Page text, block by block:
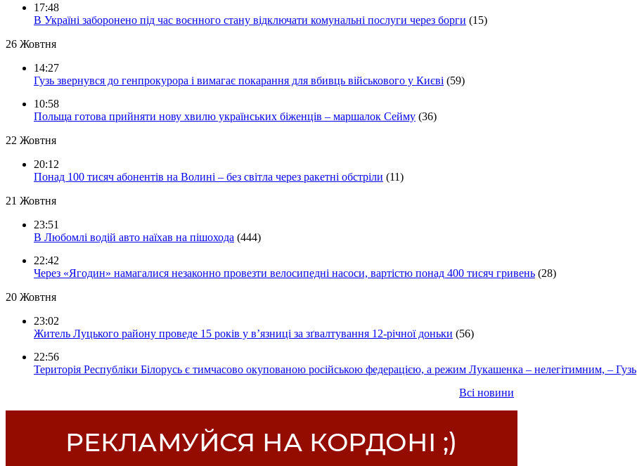
17:48
В Україні заборонено під час воєнного стану відключати комунальні послуги через борги (15)
26 Жовтня
14:27
Гузь звернувся до генпрокурора і вимагає покарання для вбивць військового у Києві (59)
10:58
Польща готова прийняти нову хвилю українських біженців – маршалок Сейму (36)
22 Жовтня
20:12
Понад 100 тисяч абонентів на Волині – без світла через ракетні обстріли (11)
21 Жовтня
23:51
В Любомлі водій авто наїхав на пішохода (444)
22:42
Через «Ягодин» намагалися незаконно провезти велосипедні насоси, вартістю понад 400 тисяч гривень (28)
20 Жовтня
23:02
Житель Луцького району проведе 15 років у в’язниці за зґвалтування 12-річної доньки (56)
22:56
Територія Республіки Білорусь є тимчасово окупованою російською федерацією, а режим Лукашенка – нелегітимним, – Гузь
Всі новини